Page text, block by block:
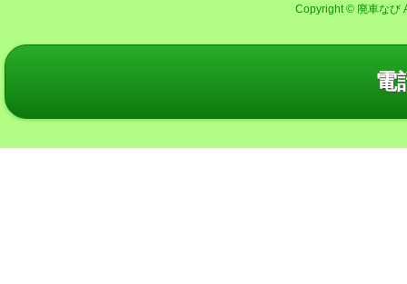
Copyright © 廃車なび
電